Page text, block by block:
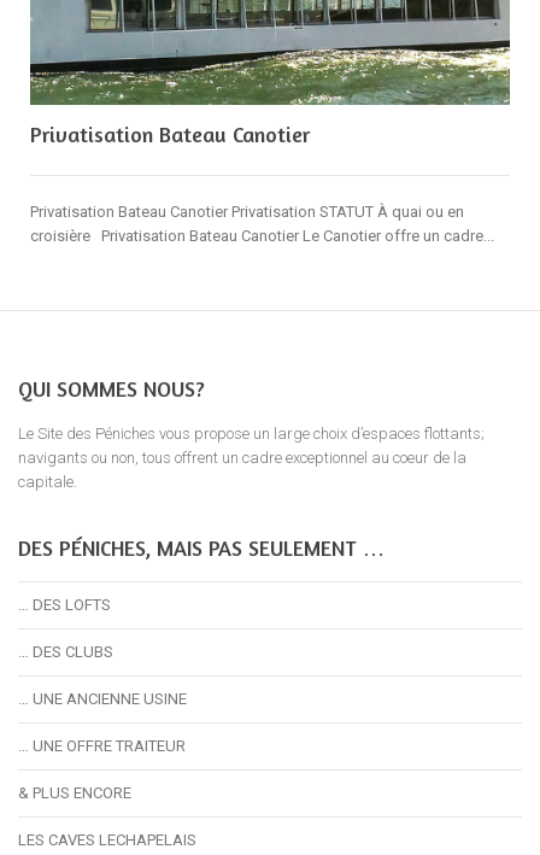
Privatisation Bateau Canotier
Privatisation Bateau Canotier Privatisation STATUT À quai ou en
croisière Privatisation Bateau Canotier Le Canotier offre un cadre...
QUI SOMMES NOUS?
Le Site des Péniches vous propose un large choix d’espaces flottants;
navigants ou non, tous offrent un cadre exceptionnel au coeur de la
capitale.
DES PÉNICHES, MAIS PAS SEULEMENT …
… DES LOFTS
… DES CLUBS
… UNE ANCIENNE USINE
… UNE OFFRE TRAITEUR
& PLUS ENCORE
LES CAVES LECHAPELAIS